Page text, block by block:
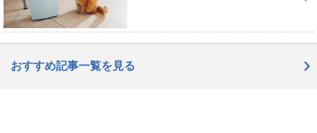
おすすめ記事一覧を見る